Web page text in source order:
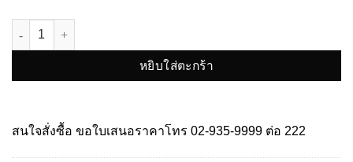
จำนวน HV-PLASWOOD 8/0.6 ชิ้น
หยิบใส่ตะกร้า
สนใจสั่งซื้อ ขอใบเสนอราคาโทร 02-935-9999 ต่อ 222